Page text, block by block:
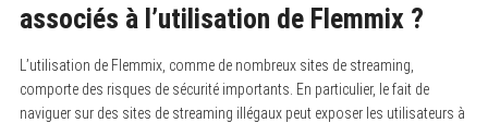
associés à l’utilisation de Flemmix ?
L’utilisation de Flemmix, comme de nombreux sites de streaming,
comporte des risques de sécurité importants. En particulier, le fait de
naviguer sur des sites de streaming illégaux peut exposer les utilisateurs à